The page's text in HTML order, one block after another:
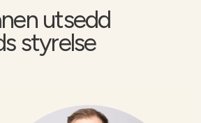
utsedd
styrelse